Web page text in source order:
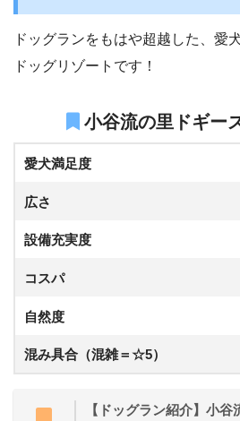
ドッグランをもはや超越した、愛
ドッグリゾートです！
小谷流の里ドギー
愛犬満足度
広さ
設備充実度
コスパ
自然度
混み具合（混雑＝☆5）
【ドッグラン紹介】小